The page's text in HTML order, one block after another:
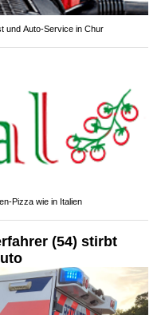
und Auto-Service in Chur
Pizza wie in Italien
(54) stirbt